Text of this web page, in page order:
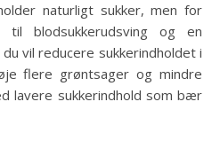
naturligt sukker, men for
blodsukkerudsving og en
vil reducere sukkerindholdet i
flere grøntsager og mindre
lavere sukkerindhold som bær